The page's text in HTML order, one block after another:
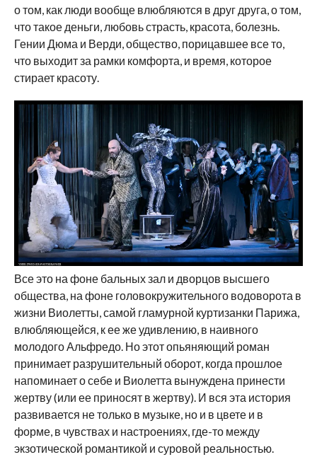
о том, как люди вообще влюбляются в друг друга, о том,
что такое деньги, любовь страсть, красота, болезнь.
Гении Дюма и Верди, общество, порицавшее все то,
что выходит за рамки комфорта, и время, которое
стирает красоту.
Все это на фоне бальных зал и дворцов высшего
общества, на фоне головокружительного водоворота в
жизни Виолетты, самой гламурной куртизанки Парижа,
влюбляющейся, к ее же удивлению, в наивного
молодого Альфредо. Но этот опьяняющий роман
принимает разрушительный оборот, когда прошлое
напоминает о себе и Виолетта вынуждена принести
жертву (или ее приносят в жертву). И вся эта история
развивается не только в музыке, но и в цвете и в
форме, в чувствах и настроениях, где-то между
экзотической романтикой и суровой реальностью.